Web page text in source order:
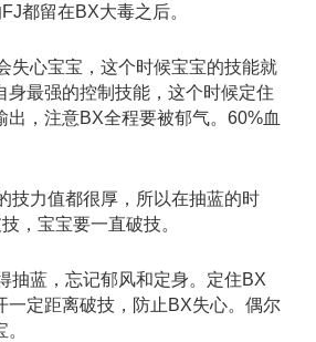
都留在BX大毒之后。
失心宝宝，这个时候宝宝的技能就
身最强的控制技能，这个时候定住
出，注意BX全程要被郁气。60%血
技力值都很厚，所以在抽蓝的时
，宝宝要一直破技。
抽蓝，忘记郁风和定身。定住BX
一定距离破技，防止BX失心。偶尔